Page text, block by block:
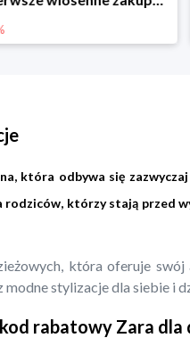
która odbywa się
którzy stają przed
która oferuje
stylizacje dla siebie i
rabatowy Zara dla